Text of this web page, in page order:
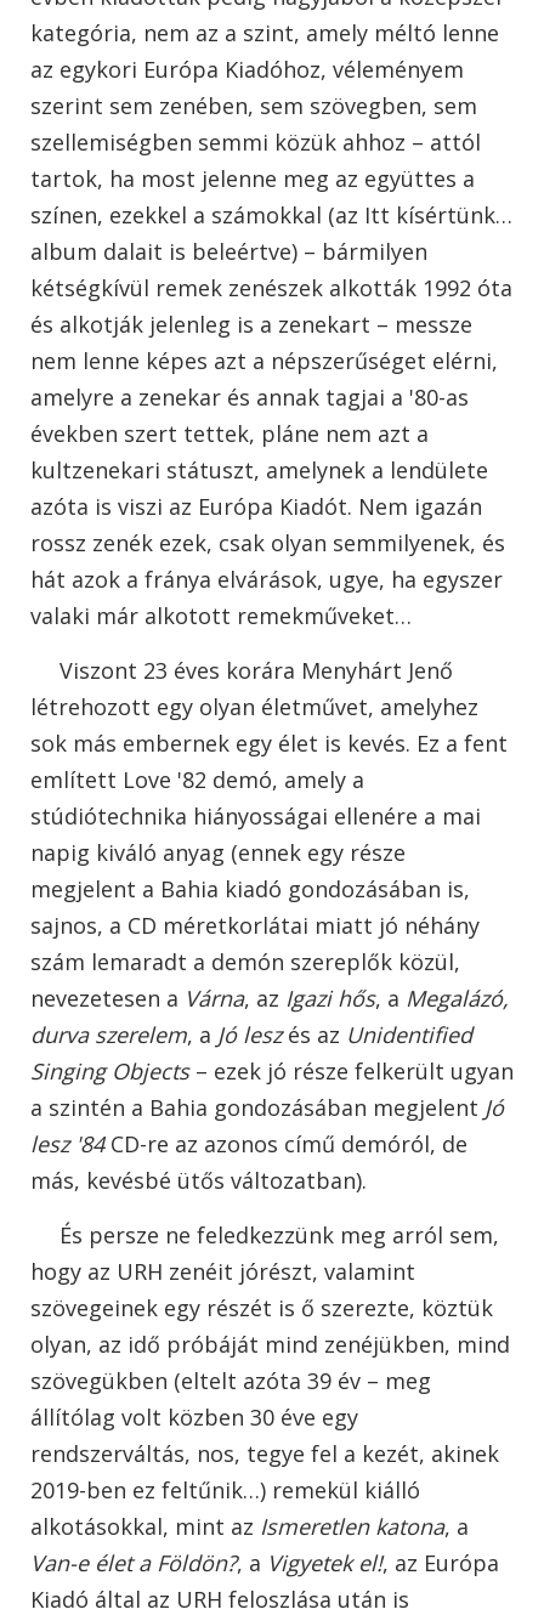
kategória, nem az a szint, amely méltó lenne
az egykori Európa Kiadóhoz, véleményem
szerint sem zenében, sem szövegben, sem
szellemiségben semmi közük ahhoz – attól
tartok, ha most jelenne meg az együttes a
színen, ezekkel a számokkal (az Itt kísértünk…
album dalait is beleértve) – bármilyen
kétségkívül remek zenészek alkották 1992 óta
és alkotják jelenleg is a zenekart – messze
nem lenne képes azt a népszerűséget elérni,
amelyre a zenekar és annak tagjai a '80-as
években szert tettek, pláne nem azt a
kultzenekari státuszt, amelynek a lendülete
azóta is viszi az Európa Kiadót. Nem igazán
rossz zenék ezek, csak olyan semmilyenek, és
hát azok a fránya elvárások, ugye, ha egyszer
valaki már alkotott remekműveket…
Viszont 23 éves korára Menyhárt Jenő
létrehozott egy olyan életművet, amelyhez
sok más embernek egy élet is kevés. Ez a fent
említett Love '82 demó, amely a
stúdiótechnika hiányosságai ellenére a mai
napig kiváló anyag (ennek egy része
megjelent a Bahia kiadó gondozásában is,
sajnos, a CD méretkorlátai miatt jó néhány
szám lemaradt a demón szereplők közül,
nevezetesen a Várna, az Igazi hős, a Megalázó,
durva szerelem, a Jó leszés az Unidentified
Singing Objects– ezek jó része felkerült ugyan
a szintén a Bahia gondozásában megjelent Jó
lesz '84CD-re az azonos című demóról, de
más, kevésbé ütős változatban).
És persze ne feledkezzünk meg arról sem,
hogy az URH zenéit jórészt, valamint
szövegeinek egy részét is ő szerezte, köztük
olyan, az idő próbáját mind zenéjükben, mind
szövegükben (eltelt azóta 39 év – meg
állítólag volt közben 30 éve egy
rendszerváltás, nos, tegye fel a kezét, akinek
2019-ben ez feltűnik…) remekül kiálló
alkotásokkal, mint az Ismeretlen katona, a
Van-e élet a Földön?, a Vigyetek el!, az Európa
Kiadó által az URH feloszlása után is